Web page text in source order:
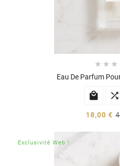
  
Eau De Parfum
 
18,00 €
Exclusivité Web !